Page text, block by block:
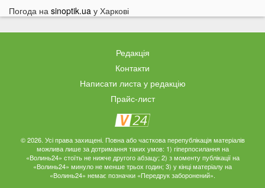
20:21
Ці продукти потрібно викинути через 48 годин: вони
можуть бути небезпечними
кого це стосується
Що категорично заборонено робити на Яблучний
Спас: повний перелік
Водіїв в Україні можуть оштрафувати на 1190 гривень
На Волині рясно ростуть маслюки: показали
місце, де шукати гриби
17:38
Деякі продукти можуть зникнути з полиць магазинів:
які міста під загрозою
Погода на sinoptik.ua у Харкові
Редакція
Контакти
Написати листа у редакцію
Прайс-лист
© 2026. Усі права захищені. Повна або часткова перепублікація матеріалів
можлива лише за дотримання таких умов: 1) гіперпосилання на
«Волинь24» стоїть не нижче другого абзацу; 2) з моменту публікації на
«Волинь24» минуло не менше трьох годин; 3) у кінці матеріалу на
«Волинь24» немає позначки «Передрук заборонений».